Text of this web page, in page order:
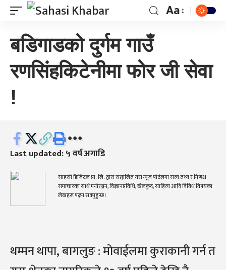
Aa
बडिगाडको दुर्गम गाउँ
रणसिंहकिटेनीमा फोर जी सेवा
!
Last updated: ५ वर्ष अगाडि
साहसी डिजिटल प्रा. लि. द्वारा सञ्चालित यस न्यूज पोर्टलमा सत्य तथ्य र निष्पक्ष
समाचारका साथै मनोरञ्जन, विज्ञानप्रविधि, खेलकुद, साहित्य आदि विविध विषयका
लेखहरू पढ्न सक्नुहुन्छ।
थम्मन थापा, बागलुङ : मोवाईलमा कुराकानी गर्न त